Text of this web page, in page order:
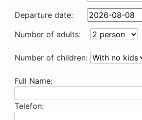
Departure date:
Number of adults:
Number of children:
Full Name:
Telefon: